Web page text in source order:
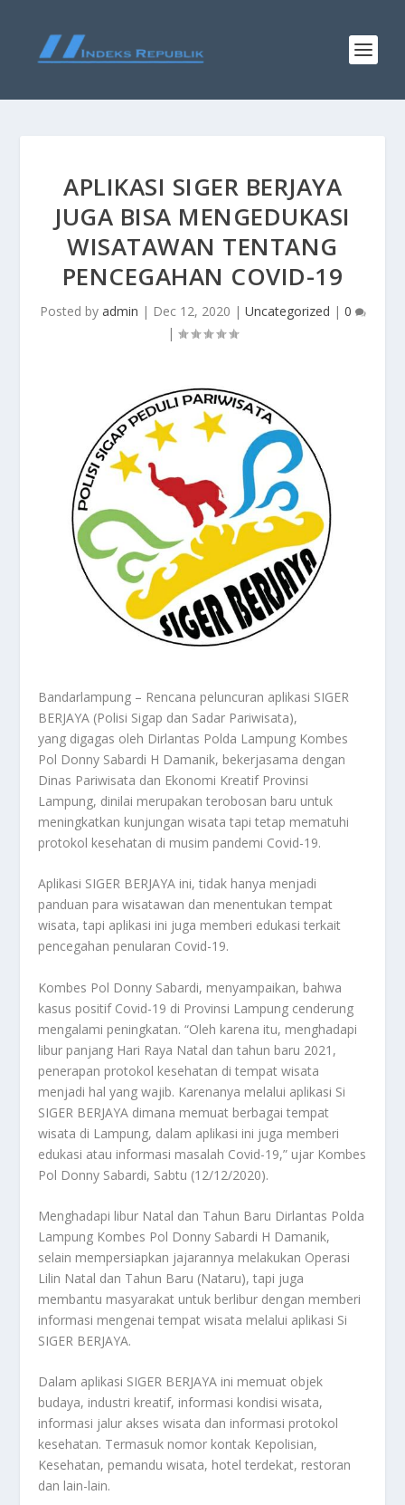
APLIKASI SIGER BERJAYA
JUGA BISA MENGEDUKASI
WISATAWAN TENTANG
PENCEGAHAN COVID-19
Posted by admin | Dec 12, 2020 | Uncategorized | 0
|
Bandarlampung – Rencana peluncuran aplikasi SIGER
BERJAYA (Polisi Sigap dan Sadar Pariwisata),
yang digagas oleh Dirlantas Polda Lampung Kombes
Pol Donny Sabardi H Damanik, bekerjasama dengan
Dinas Pariwisata dan Ekonomi Kreatif Provinsi
Lampung, dinilai merupakan terobosan baru untuk
meningkatkan kunjungan wisata tapi tetap mematuhi
protokol kesehatan di musim pandemi Covid-19.
Aplikasi SIGER BERJAYA ini, tidak hanya menjadi
panduan para wisatawan dan menentukan tempat
wisata, tapi aplikasi ini juga memberi edukasi terkait
pencegahan penularan Covid-19.
Kombes Pol Donny Sabardi, menyampaikan, bahwa
kasus positif Covid-19 di Provinsi Lampung cenderung
mengalami peningkatan. “Oleh karena itu, menghadapi
libur panjang Hari Raya Natal dan tahun baru 2021,
penerapan protokol kesehatan di tempat wisata
menjadi hal yang wajib. Karenanya melalui aplikasi Si
SIGER BERJAYA dimana memuat berbagai tempat
wisata di Lampung, dalam aplikasi ini juga memberi
edukasi atau informasi masalah Covid-19,” ujar Kombes
Pol Donny Sabardi, Sabtu (12/12/2020).
Menghadapi libur Natal dan Tahun Baru Dirlantas Polda
Lampung Kombes Pol Donny Sabardi H Damanik,
selain mempersiapkan jajarannya melakukan Operasi
Lilin Natal dan Tahun Baru (Nataru), tapi juga
membantu masyarakat untuk berlibur dengan memberi
informasi mengenai tempat wisata melalui aplikasi Si
SIGER BERJAYA.
Dalam aplikasi SIGER BERJAYA ini memuat objek
budaya, industri kreatif, informasi kondisi wisata,
informasi jalur akses wisata dan informasi protokol
kesehatan. Termasuk nomor kontak Kepolisian,
Kesehatan, pemandu wisata, hotel terdekat, restoran
dan lain-lain.